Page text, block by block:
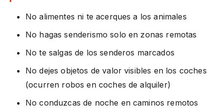
No alimentes ni te acerques a los animales
No hagas senderismo solo en zonas remotas
No te salgas de los senderos marcados
No dejes objetos de valor visibles en los coches
(ocurren robos en coches de alquiler)
No conduzcas de noche en caminos remotos